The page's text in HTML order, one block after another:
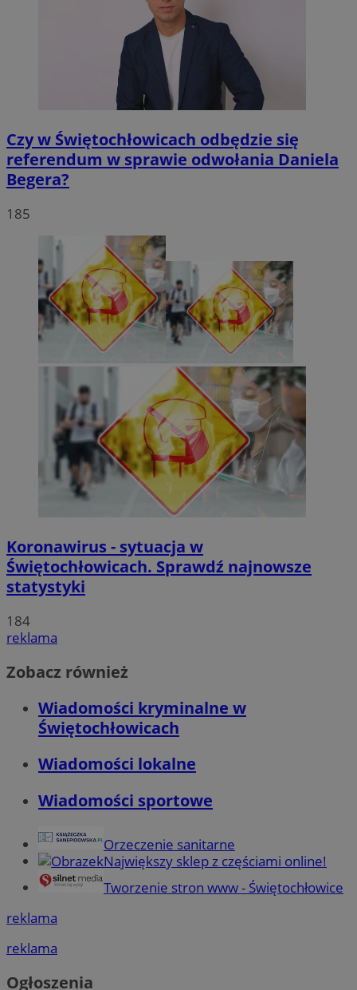
Czy w Świętochłowicach odbędzie się
referendum w sprawie odwołania Daniela
Begera?
185
Koronawirus - sytuacja w
Świętochłowicach. Sprawdź najnowsze
statystyki
184
reklama
Zobacz również
Wiadomości kryminalne w
Świętochłowicach
Wiadomości lokalne
Wiadomości sportowe
Orzeczenie sanitarne
Największy sklep z częściami online!
Tworzenie stron www - Świętochłowice
reklama
reklama
Ogłoszenia